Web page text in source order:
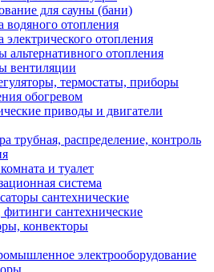
для сауны (бани)
водяного отопления
электрического отопления
альтернативного отопления
вентиляции
термостаты, приборы
обогревом
приводы и двигатели
трубная, распределение, контроль
и туалет
система
сантехнические
сантехнические
конвекторы
электрооборудование